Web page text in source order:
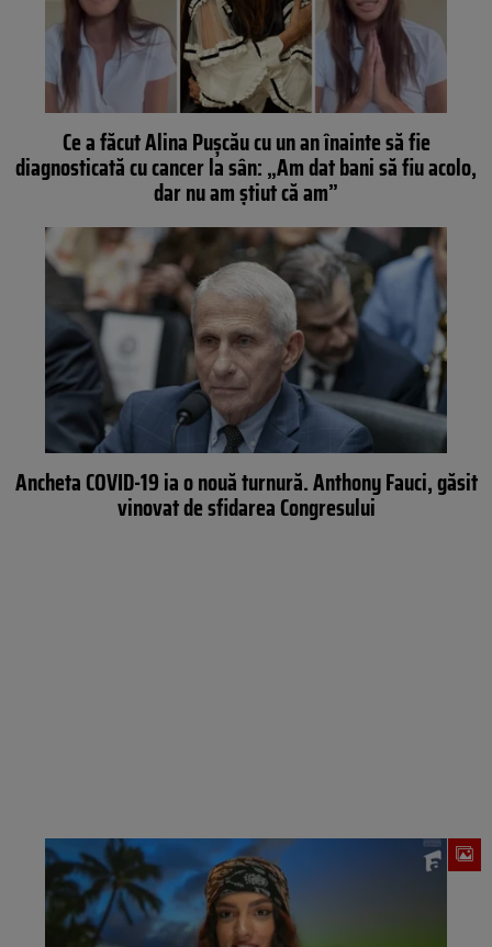
Ce a făcut Alina Pușcău cu un an înainte să fie
diagnosticată cu cancer la sân: „Am dat bani să fiu acolo,
dar nu am știut că am”
Ancheta COVID-19 ia o nouă turnură. Anthony Fauci, găsit
vinovat de sfidarea Congresului